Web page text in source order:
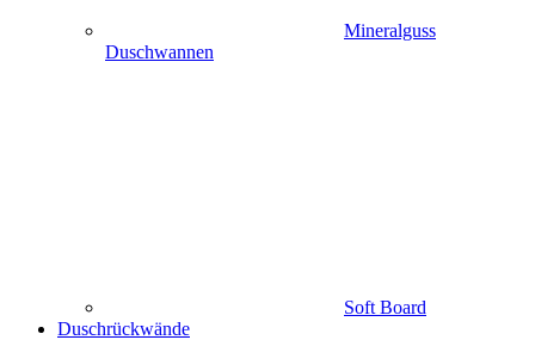
Mineralguss
Duschwannen
Soft Board
Duschrückwände